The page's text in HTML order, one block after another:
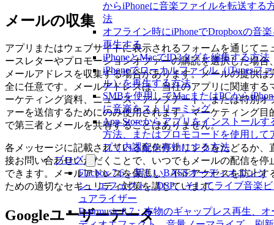
からiPhoneに音楽ファイルを転送する
法
オフライン時にiPhoneでDropboxの音
再生する
iPhoneとMacでID3タグを編集する方法
iPhoneでローカルファイル（iTunesフ
ル）を再生する方法
SMBを使用してMacまたはPCから
に音楽をストリーミング
App Storeからアプリをインストールす
方法、またはプロモコードを使用して
プリ内課金を有効にする方法
ブログ
Flacbox 7.6：新しいBASSオーディオエンジ
ン、エフェクト、DSP、そしてライブ音楽
ュアライザー
Evermusic 8.7：本物のギャップレス再生、オ
メールの収集
アプリまたはウェブサイトに表示されるフォームを通じてニ
ースレターやプロモーションオファーの購読を選択した場合
メールアドレスを収集する場合があります。メールの提供は
全に任意です。メールアドレスは、当社のアプリに関連する
ーケティング資料、ニュース、アップデート、または特別オ
ァーを送信するためにのみ使用されます。マーケティング目
で第三者とメールを共有することはありません。
各メッセージに記載されている配信停止リンクをたどるか、
接お問い合わせいただくことで、いつでもメールの配信を停
できます。メールアドレスを保護し、不正アクセスを防止す
ための適切なセキュリティ対策を講じています。
Googleユーザーデータ